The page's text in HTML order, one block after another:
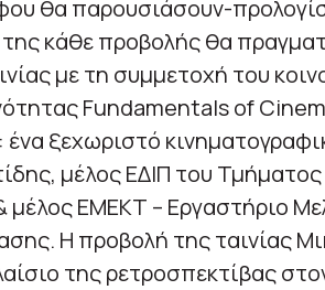
θα παρουσιάσουν-
της κάθε προβολής θα
με τη συμμετοχή του
Fundamentals of
ξεχωριστό
μέλος ΕΔΙΠ του Τμήματος
ΕΜΕΚΤ – Εργαστήριο
Η προβολή της ταινίας
της ρετροσπεκτίβας